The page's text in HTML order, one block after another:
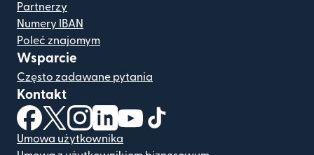
Partnerzy
Numery IBAN
Poleć znajomym
Wsparcie
Często zadawane pytania
Kontakt
(otwiera się w nowym oknie)
(otwiera się w nowym oknie)
(otwiera się w nowym oknie)
(otwiera się w nowym oknie)
(otwiera się w nowym oknie)
Umowa użytkownika